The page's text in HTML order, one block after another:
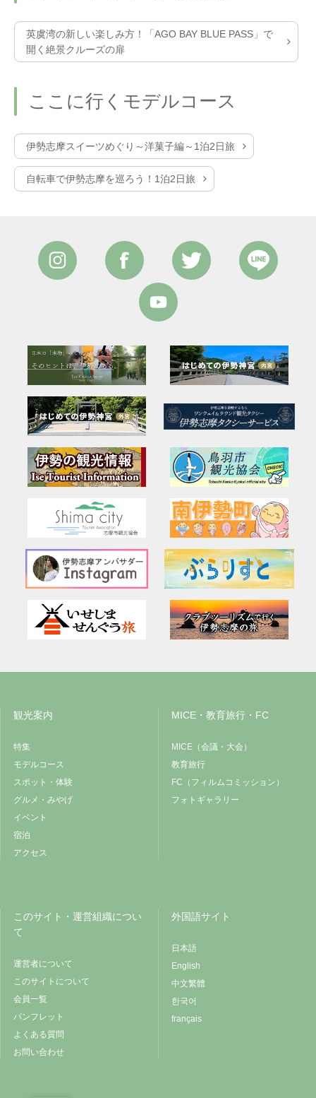
英虞湾の新しい楽しみ方！「AGO BAY BLUE PASS」で
開く絶景クルーズの扉
ここに行くモデルコース
伊勢志摩スイーツめぐり～洋菓子編～1泊2日旅
自転車で伊勢志摩を巡ろう！1泊2日旅
観光案内
特集
モデルコース
スポット・体験
グルメ・みやげ
イベント
宿泊
アクセス
MICE・教育旅行・FC
MICE（会議・大会）
教育旅行
FC（フィルムコミッション）
フォトギャラリー
このサイト・運営組織につい
て
運営者について
このサイトについて
会員一覧
パンフレット
よくある質問
お問い合わせ
外国語サイト
日本語
English
中文繁體
한국어
français